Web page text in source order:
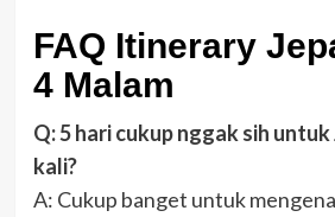
FAQ Itinerary
4 Malam
Q: 5 hari cukup nggak sih
kali?
A: Cukup banget untuk